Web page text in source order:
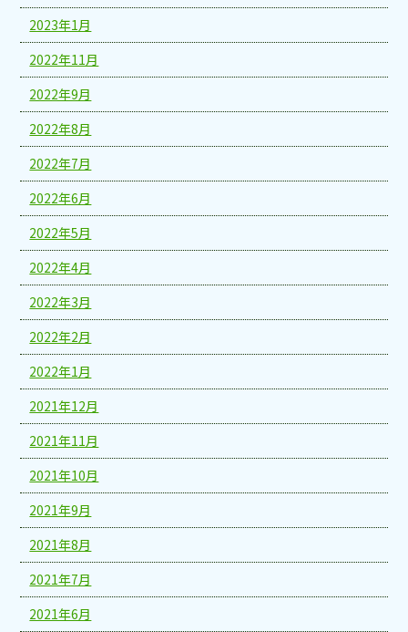
2023年1月
2022年11月
2022年9月
2022年8月
2022年7月
2022年6月
2022年5月
2022年4月
2022年3月
2022年2月
2022年1月
2021年12月
2021年11月
2021年10月
2021年9月
2021年8月
2021年7月
2021年6月